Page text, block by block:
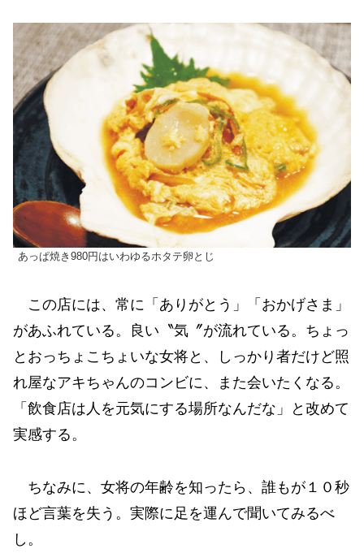
あっぱ焼き980円はいわゆるホタテ卵とじ
この店には、常に「ありがとう」「おかげさま」
があふれている。良い〝気〞が流れている。ちょっ
とおっちょこちょいな女将と、しっかり者だけど照
れ屋なアキちゃんのコンビに、また会いたくなる。
「飲食店は人を元気にする場所なんだな」と改めて
実感する。
ちなみに、女将の年齢を知ったら、誰もが１０秒
ほど言葉を失う。実際に足を運んで聞いてみるべ
し。